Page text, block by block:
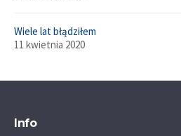
Wiele lat błądziłem
11 kwietnia 2020
Info